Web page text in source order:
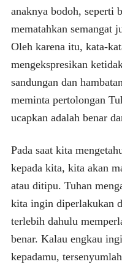
anaknya bodoh, seperti
mematahkan semangat
Oleh karena itu, kata-
mengekspresikan
sandungan dan
meminta pertolongan
ucapkan adalah benar
Pada saat kita
kepada kita, kita akan
atau ditipu. Tuhan
kita ingin diperlakukan
terlebih dahulu
benar. Kalau engkau
kepadamu,